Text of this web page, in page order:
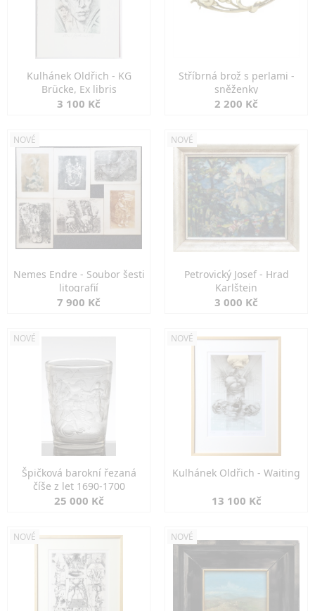
Kulhánek Oldřich - KG
Brücke, Ex libris
3 100 Kč
Stříbrná brož s perlami -
sněženky
2 200 Kč
NOVÉ
Nemes Endre - Soubor šesti
litografií
7 900 Kč
NOVÉ
Petrovický Josef - Hrad
Karlštejn
3 000 Kč
NOVÉ
Špičková barokní řezaná
číše z let 1690-1700
25 000 Kč
NOVÉ
Kulhánek Oldřich - Waiting
13 100 Kč
NOVÉ NOVÉ